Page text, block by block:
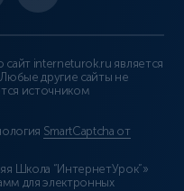
сайт interneturok.ru является
другие сайты не
источником
SmartCaptcha от
Школа “ИнтернетУрок”»
для электронных